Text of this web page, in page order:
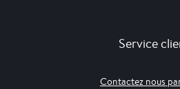
Service
Contactez nous